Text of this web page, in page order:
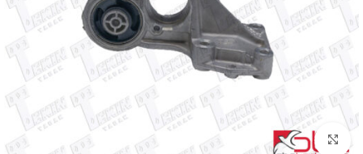
برای بزرگنمایی کلیک کنید